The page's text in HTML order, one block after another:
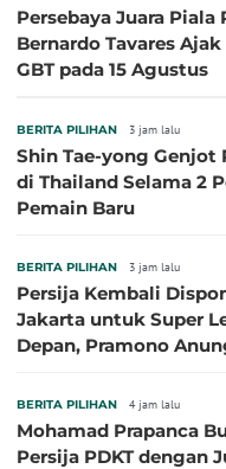
Persebaya Juara Piala
Bernardo Tavares
GBT pada 15 Agustus
BERITA PILIHAN 3 jam lalu
Shin Tae-yong Genjot
di Thailand Selama 2
Pemain Baru
BERITA PILIHAN 3 jam lalu
Persija Kembali
Jakarta untuk Super
Depan, Pramono
BERITA PILIHAN 4 jam lalu
Mohamad Prapanca
Persija PDKT dengan